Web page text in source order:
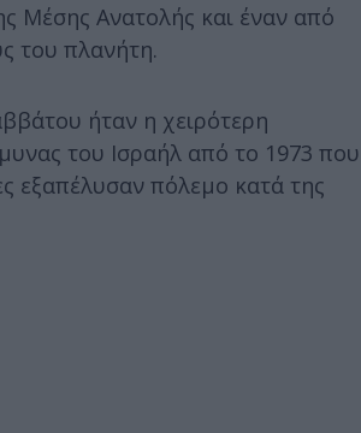
Μέσης Ανατολής και έναν από
του πλανήτη.
ήταν η χειρότερη
του Ισραήλ από το 1973 που
εξαπέλυσαν πόλεμο κατά της